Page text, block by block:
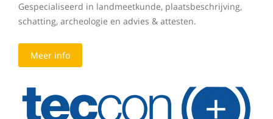
Gespecialiseerd in landmeetkunde, plaatsbeschrijving,
schatting, archeologie en advies & attesten.
Meer info